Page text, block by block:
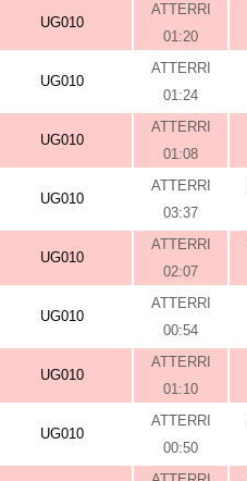
UG010
ATTERRI
01:20
UG010
ATTERRI
01:24
UG010
ATTERRI
01:08
UG010
ATTERRI
03:37
UG010
ATTERRI
02:07
UG010
ATTERRI
00:54
UG010
ATTERRI
01:10
UG010
ATTERRI
00:50